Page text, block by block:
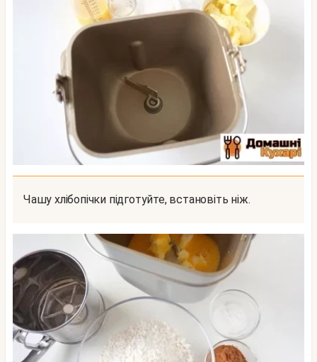
Чашу хлібопічки підготуйте, встановіть ніж.